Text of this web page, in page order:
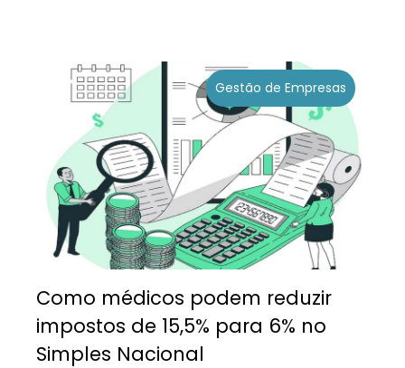
Gestão de Empresas
Como médicos podem reduzir
impostos de 15,5% para 6% no
Simples Nacional